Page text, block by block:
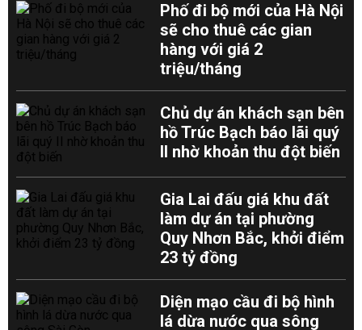
Phố đi bộ mới của Hà Nội
sẽ cho thuê các gian
hàng với giá 2
triệu/tháng
Chủ dự án khách sạn bên
hồ Trúc Bạch báo lãi quý
II nhờ khoản thu đột biến
Gia Lai đấu giá khu đất
làm dự án tại phường
Quy Nhơn Bắc, khởi điểm
23 tỷ đồng
Diện mạo cầu đi bộ hình
lá dừa nước qua sông